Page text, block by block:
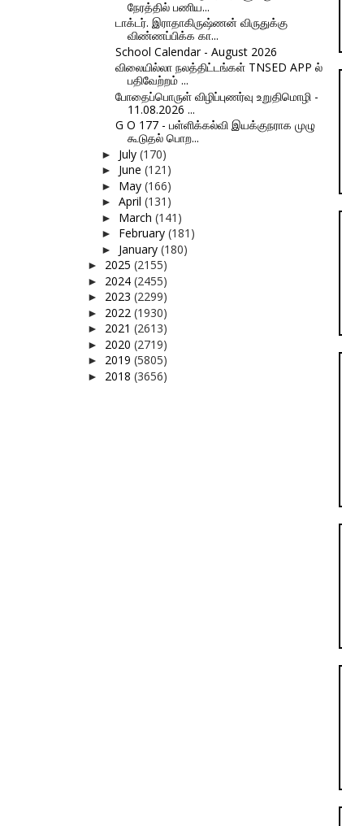
நேரத்தில் பணிய...
டாக்டர். இராதாகிருஷ்ணன் விருதுக்கு
விண்ணப்பிக்க கா...
School Calendar - August 2026
விலையில்லா நலத்திட்டங்கள் TNSED APP ல்
பதிவேற்றம் ...
போதைப்பொருள் விழிப்புணர்வு உறுதிமொழி -
11.08.2026 ...
G O 177 - பள்ளிக்கல்வி இயக்குநராக முழு
கூடுதல் பொற...
► July (170)
► June (121)
► May (166)
► April (131)
► March (141)
► February (181)
► January (180)
► 2025 (2155)
► 2024 (2455)
► 2023 (2299)
► 2022 (1930)
► 2021 (2613)
► 2020 (2719)
► 2019 (5805)
► 2018 (3656)